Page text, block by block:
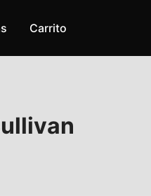
Carrito